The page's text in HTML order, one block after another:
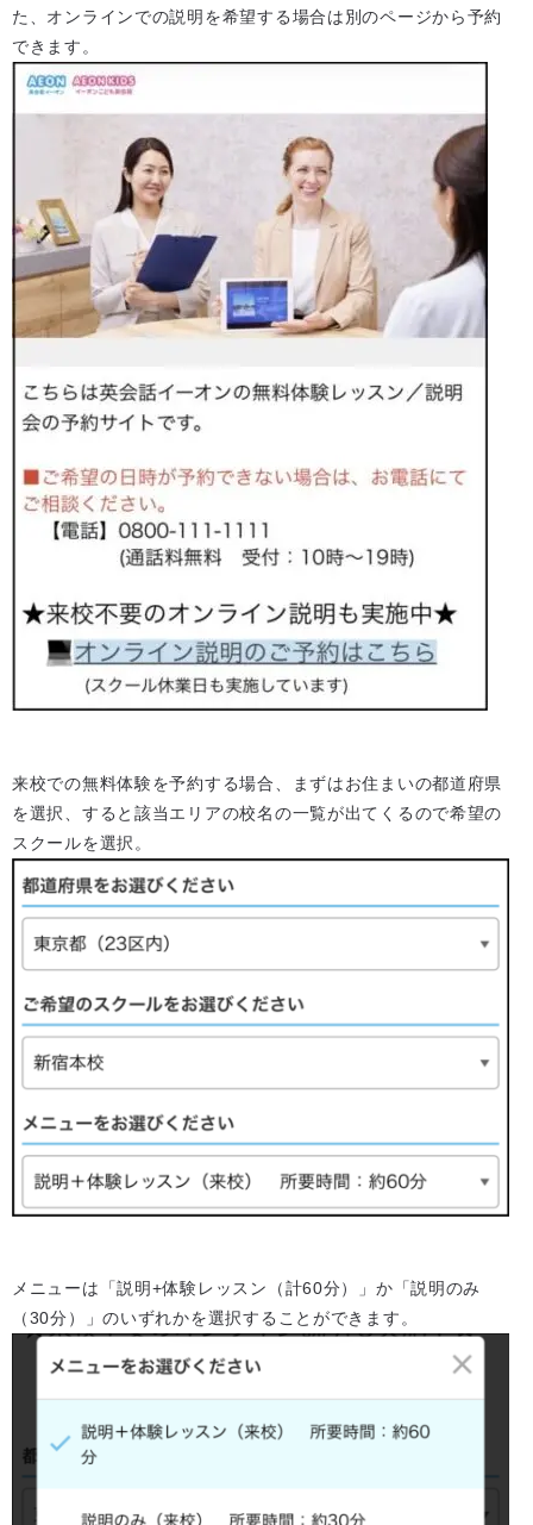
た、オンラインでの説明を希望する場合は別のページから予約
できます。
来校での無料体験を予約する場合、まずはお住まいの都道府県
を選択、すると該当エリアの校名の一覧が出てくるので希望の
スクールを選択。
メニューは「説明+体験レッスン（計60分）」か「説明のみ
（30分）」のいずれかを選択することができます。